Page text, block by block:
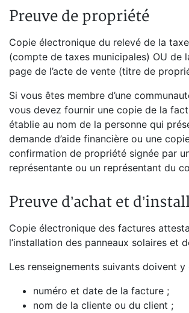
Preuve de propriété
Copie électronique du relevé de la
(compte de taxes municipales) OU de
page de l’acte de vente (titre de
Si vous êtes membre d’une
vous devez fournir une copie de la
établie au nom de la personne qui
demande d’aide financière ou une
confirmation de propriété signée par
représentante ou un représentant du
Preuve d’achat et
Copie électronique des factures
l’installation des panneaux solaires et
Les renseignements suivants doivent
numéro et date de la facture ;
nom de la cliente ou du client ;